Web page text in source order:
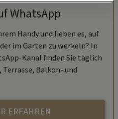
WhatsApp
Handy und lieben es, auf
im Garten zu werkeln? In
Kanal finden Sie täglich
Balkon- und
ERFAHREN